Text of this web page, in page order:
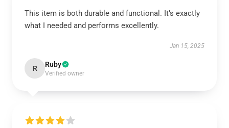
This item is both durable and functional. It’s exactly
what I needed and performs excellently.
Jan 15, 2025
R Ruby
Verified owner